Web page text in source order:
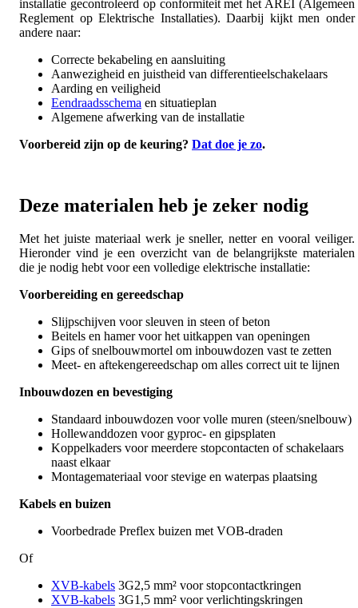
installatie gecontroleerd op conformiteit met het AREI (Algemeen
Reglement op Elektrische Installaties). Daarbij kijkt men onder
andere naar:
Correcte bekabeling en aansluiting
Aanwezigheid en juistheid van differentieelschakelaars
Aarding en veiligheid
Eendraadsschema en situatieplan
Algemene afwerking van de installatie
Voorbereid zijn op de keuring? Dat doe je zo.
Deze materialen heb je zeker nodig
Met het juiste materiaal werk je sneller, netter en vooral veiliger.
Hieronder vind je een overzicht van de belangrijkste materialen
die je nodig hebt voor een volledige elektrische installatie:
Voorbereiding en gereedschap
Slijpschijven voor sleuven in steen of beton
Beitels en hamer voor het uitkappen van openingen
Gips of snelbouwmortel om inbouwdozen vast te zetten
Meet- en aftekengereedschap om alles correct uit te lijnen
Inbouwdozen en bevestiging
Standaard inbouwdozen voor volle muren (steen/snelbouw)
Hollewanddozen voor gyproc- en gipsplaten
Koppelkaders voor meerdere stopcontacten of schakelaars
naast elkaar
Montagemateriaal voor stevige en waterpas plaatsing
Kabels en buizen
Voorbedrade Preflex buizen met VOB-draden
Of
XVB-kabels 3G2,5 mm² voor stopcontactkringen
XVB-kabels 3G1,5 mm² voor verlichtingskringen